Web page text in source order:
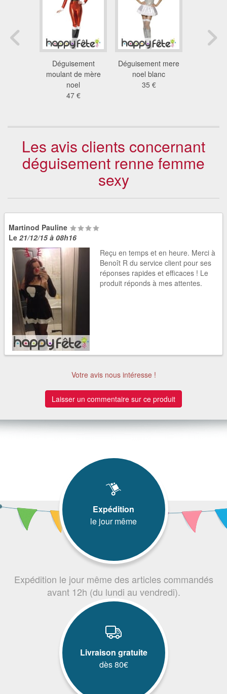
Déguisement
moulant de mère
noel
47 €
Déguisement mere
noel blanc
35 €
Les avis clients concernant
déguisement renne femme
sexy
Martinod Pauline
Le 21/12/15 à 08h16
Reçu en temps et en heure. Merci à
Benoît R du service client pour ses
réponses rapides et efficaces ! Le
produit réponds à mes attentes.
Votre avis nous intéresse !
Laisser un commentaire sur ce produit
Expédition
le jour même
Expédition le jour même des articles commandés
avant 12h (du lundi au vendredi).
Livraison gratuite
dès 80€